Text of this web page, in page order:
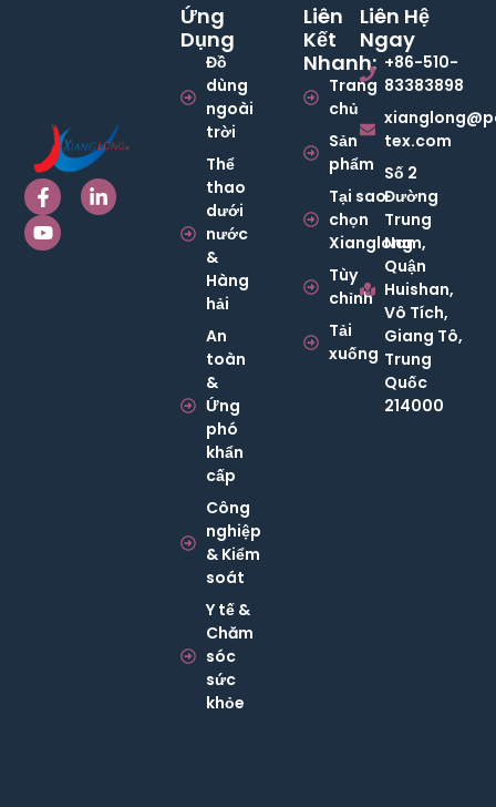
Liên
Kết
Nhanh:
Trang
chủ
Sản
phẩm
Tại sao
chọn
Xianglong
Tùy
chỉnh
Tải
xuống
Ứng
Dụng
Đồ
dùng
ngoài
trời
Thể
thao
dưới
nước
&
Hàng
hải
An
toàn
&
Ứng
phó
khẩn
cấp
Công
nghiệp
& Kiểm
soát
Y tế &
Chăm
sóc
sức
khỏe
Liên Hệ
Ngay
+86-510-
83383898
tex.com
Số 2
Đường
Trung
Nam,
Quận
Huishan,
Vô Tích,
Giang Tô,
Trung
Quốc
214000